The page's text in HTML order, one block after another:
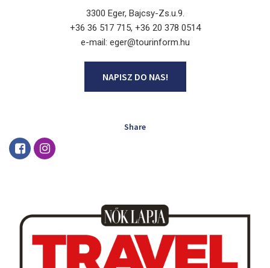
3300 Eger, Bajcsy-Zs.u.9.
+36 36 517 715, +36 20 378 0514
e-mail: eger@tourinform.hu
NAPISZ DO NAS!
Share